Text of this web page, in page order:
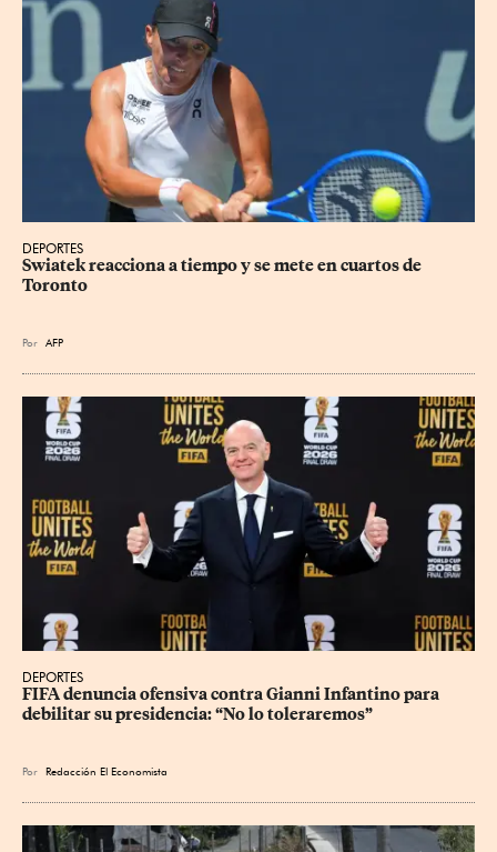
DEPORTES
Swiatek reacciona a tiempo y se mete en cuartos de
Toronto
Por AFP
DEPORTES
FIFA denuncia ofensiva contra Gianni Infantino para
debilitar su presidencia: “No lo toleraremos”
Por Redacción El Economista